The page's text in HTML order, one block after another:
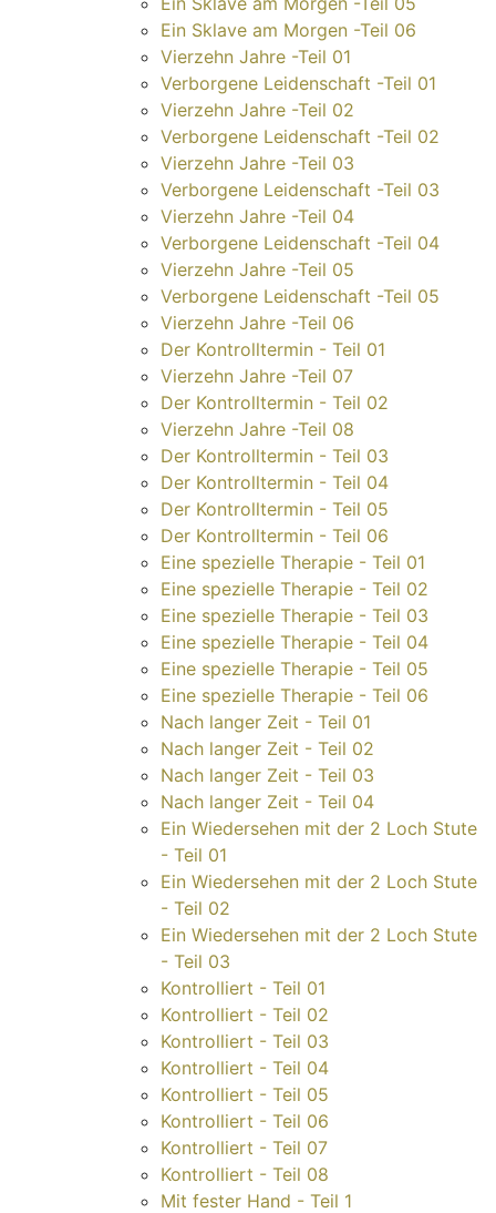
Ein Sklave am Morgen -Teil 06
Vierzehn Jahre -Teil 01
Verborgene Leidenschaft -Teil 01
Vierzehn Jahre -Teil 02
Verborgene Leidenschaft -Teil 02
Vierzehn Jahre -Teil 03
Verborgene Leidenschaft -Teil 03
Vierzehn Jahre -Teil 04
Verborgene Leidenschaft -Teil 04
Vierzehn Jahre -Teil 05
Verborgene Leidenschaft -Teil 05
Vierzehn Jahre -Teil 06
Der Kontrolltermin - Teil 01
Vierzehn Jahre -Teil 07
Der Kontrolltermin - Teil 02
Vierzehn Jahre -Teil 08
Der Kontrolltermin - Teil 03
Der Kontrolltermin - Teil 04
Der Kontrolltermin - Teil 05
Der Kontrolltermin - Teil 06
Eine spezielle Therapie - Teil 01
Eine spezielle Therapie - Teil 02
Eine spezielle Therapie - Teil 03
Eine spezielle Therapie - Teil 04
Eine spezielle Therapie - Teil 05
Eine spezielle Therapie - Teil 06
Nach langer Zeit - Teil 01
Nach langer Zeit - Teil 02
Nach langer Zeit - Teil 03
Nach langer Zeit - Teil 04
Ein Wiedersehen mit der 2 Loch Stute
- Teil 01
Ein Wiedersehen mit der 2 Loch Stute
- Teil 02
Ein Wiedersehen mit der 2 Loch Stute
- Teil 03
Kontrolliert - Teil 01
Kontrolliert - Teil 02
Kontrolliert - Teil 03
Kontrolliert - Teil 04
Kontrolliert - Teil 05
Kontrolliert - Teil 06
Kontrolliert - Teil 07
Kontrolliert - Teil 08
Mit fester Hand - Teil 1